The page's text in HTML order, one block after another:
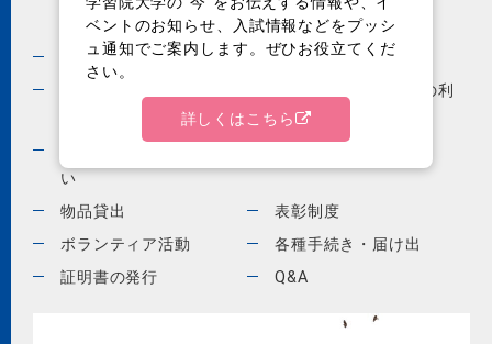
アルバイト
福利厚生サービス
ソーシャルメディアの利
用
い
物品貸出
表彰制度
ボランティア活動
各種手続き・届け出
証明書の発行
Q&A
ベントのお知らせ、入試情報などをプッシ
ュ通知でご案内します。ぜひお役立てくだ
さい。
詳しくはこちら